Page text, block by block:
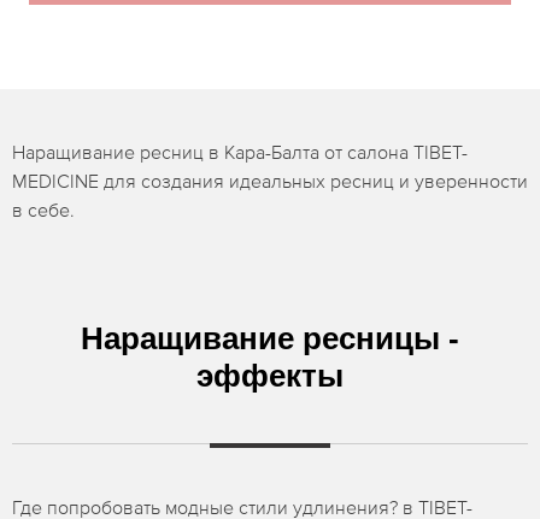
Наращивание ресниц в Кара-Балта от салона TIBET-
MEDICINE для создания идеальных ресниц и уверенности
в себе.
Наращивание ресницы -
эффекты
Где попробовать модные стили удлинения? в TIBET-